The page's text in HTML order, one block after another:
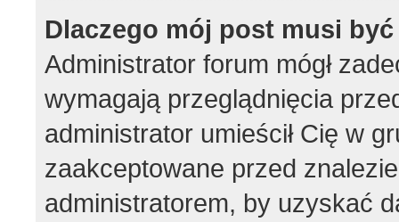
Dlaczego mój post musi
Administrator forum mógł
wymagają przeglądnięcia
administrator umieścił Cię w
zaakceptowane przed
administratorem, by uzyskać